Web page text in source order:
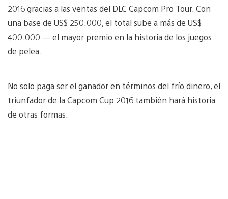
2016 gracias a las ventas del DLC Capcom Pro Tour. Con
una base de US$ 250.000, el total sube a más de US$
400.000 — el mayor premio en la historia de los juegos
de pelea.
No solo paga ser el ganador en términos del frío dinero, el
triunfador de la Capcom Cup 2016 también hará historia
de otras formas.